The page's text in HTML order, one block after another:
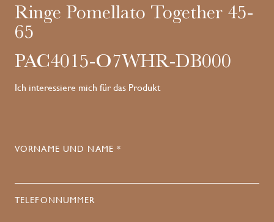
Ringe Pomellato Together 45-
65
PAC4015-O7WHR-DB000
Ich interessiere mich für das Produkt
VORNAME UND NAME *
TELEFONNUMMER